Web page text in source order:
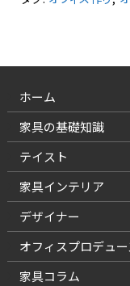
ホーム
家具の基礎知識
テイスト
家具インテリア
デザイナー
オフィスプロデュー
家具コラム